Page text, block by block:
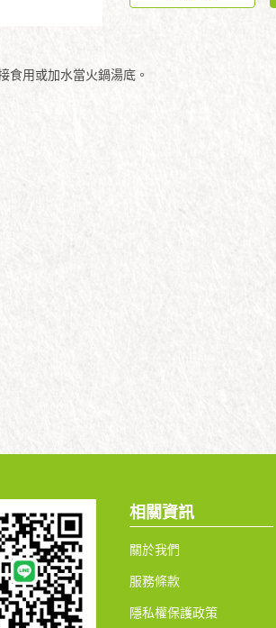
食用或加水當火鍋湯底。
相關資訊
關於我們
服務條款
隱私權保護政策